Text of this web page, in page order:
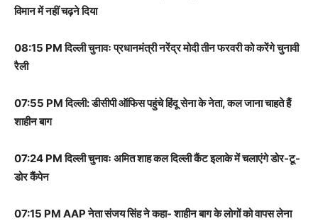
विमान में नहीं चढ़ने दिया
08:15 PM दिल्ली चुनावः प्रधानमंत्री नरेंद्र मोदी तीन फरवरी को करेंगे चुनावी
रैली
07:55 PM दिल्ली: डीसीपी ऑफिस पहुंचे हिंदू सेना के नेता, कल जाना चाहते हैं
शाहीन बाग
07:24 PM दिल्ली चुनावः अमित शाह कल दिल्ली कैंट इलाके में चलाएंगे डोर-टू-
डोर कैंपेन
07:15 PM AAP नेता संजय सिंह ने कहा- शाहीन बाग के लोगों को वापस लेना